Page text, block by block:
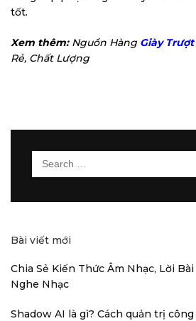
tốt.
Xem thêm:Nguồn Hàng Giày
Rẻ, Chất Lượng
Search
for:
Bài viết mới
Chia Sẻ Kiến Thức Âm Nhạc, Lời
Nghe Nhạc
Shadow AI là gì? Cách quản trị